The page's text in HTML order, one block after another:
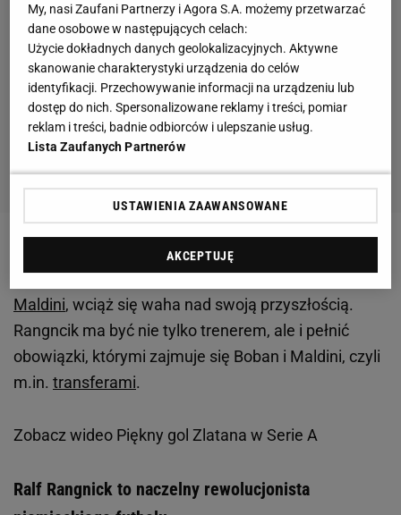
"LGdS" donosi, że z klubem pożegna się Zvonimir
Boban, zaś drugi z dyrektorówsportowych-Paolo
Maldini, wciąż się waha nad swoją przyszłością.
Rangncik ma być nie tylko trenerem, ale i pełnić
obowiązki, którymi zajmuje się Boban i Maldini, czyli
m.in. transferami.
Zobacz wideo Piękny gol Zlatana w Serie A
Ralf Rangnick to naczelny rewolucjonista
My, nasi Zaufani Partnerzy i Agora S.A. możemy przetwarzać
dane osobowe w następujących celach:
Użycie dokładnych danych geolokalizacyjnych. Aktywne
skanowanie charakterystyki urządzenia do celów
identyfikacji. Przechowywanie informacji na urządzeniu lub
dostęp do nich. Spersonalizowane reklamy i treści, pomiar
reklam i treści, badnie odbiorców i ulepszanie usług.
Lista Zaufanych Partnerów
USTAWIENIA ZAAWANSOWANE
AKCEPTUJĘ